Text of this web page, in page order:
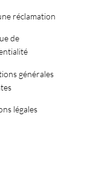
réclamation
de
générales
légales